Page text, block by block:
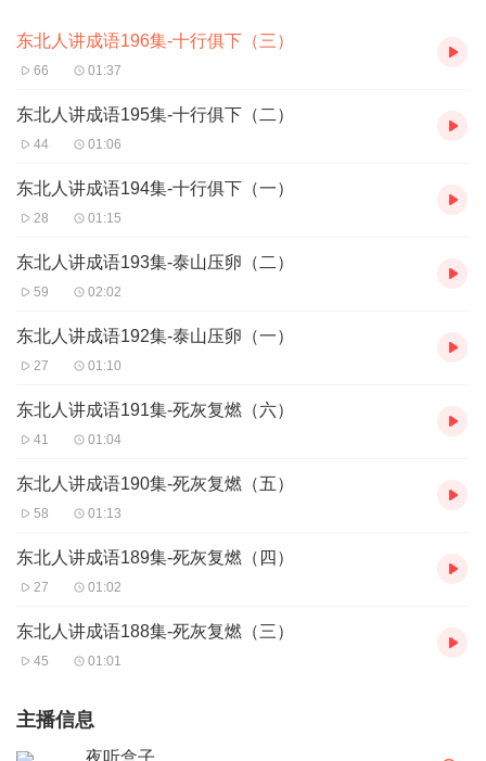
东北人讲成语196集-十行俱下（三）
66 01:37
东北人讲成语195集-十行俱下（二）
44 01:06
东北人讲成语194集-十行俱下（一）
28 01:15
东北人讲成语193集-泰山压卵（二）
59 02:02
东北人讲成语192集-泰山压卵（一）
27 01:10
东北人讲成语191集-死灰复燃（六）
41 01:04
东北人讲成语190集-死灰复燃（五）
58 01:13
东北人讲成语189集-死灰复燃（四）
27 01:02
东北人讲成语188集-死灰复燃（三）
45 01:01
主播信息